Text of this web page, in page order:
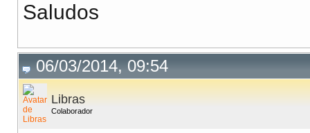
Saludos
06/03/2014, 09:54
Libras
Colaborador